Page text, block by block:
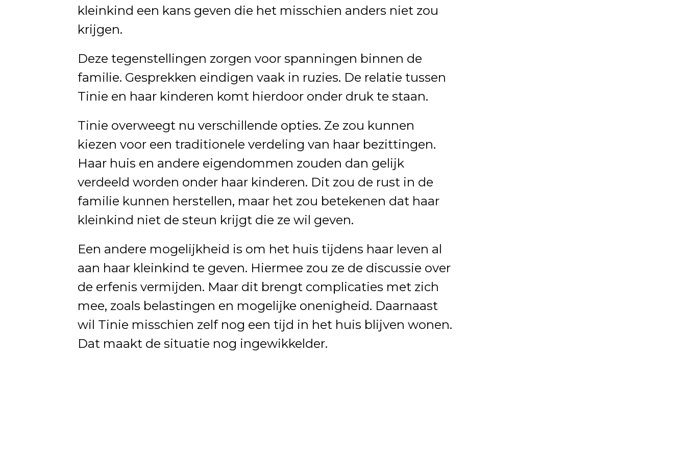
kleinkind een kans geven die het misschien anders niet zou
krijgen.
Deze tegenstellingen zorgen voor spanningen binnen de
familie. Gesprekken eindigen vaak in ruzies. De relatie tussen
Tinie en haar kinderen komt hierdoor onder druk te staan.
Tinie overweegt nu verschillende opties. Ze zou kunnen
kiezen voor een traditionele verdeling van haar bezittingen.
Haar huis en andere eigendommen zouden dan gelijk
verdeeld worden onder haar kinderen. Dit zou de rust in de
familie kunnen herstellen, maar het zou betekenen dat haar
kleinkind niet de steun krijgt die ze wil geven.
Een andere mogelijkheid is om het huis tijdens haar leven al
aan haar kleinkind te geven. Hiermee zou ze de discussie over
de erfenis vermijden. Maar dit brengt complicaties met zich
mee, zoals belastingen en mogelijke onenigheid. Daarnaast
wil Tinie misschien zelf nog een tijd in het huis blijven wonen.
Dat maakt de situatie nog ingewikkelder.